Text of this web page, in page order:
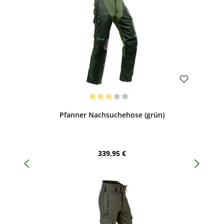
Pfanner Nachsuchehose (grün)
Regulärer Preis:
339,95 €